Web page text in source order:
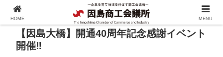
【因島大橋】開通40周年記念感謝イベント
開催‼
HOME MENU